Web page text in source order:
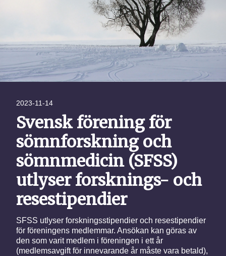
2023-11-14
Svensk förening för
sömnforskning och
sömnmedicin (SFSS)
utlyser forsknings- och
resestipendier
SFSS utlyser forskningsstipendier och resestipendier
för föreningens medlemmar. Ansökan kan göras av
den som varit medlem i föreningen i ett år
(medlemsavgift för innevarande år måste vara betald),